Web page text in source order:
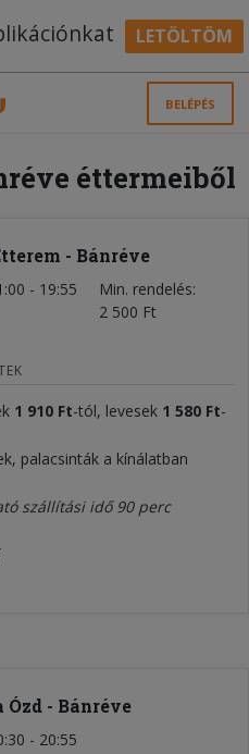
LETÖLTÖM
BELÉPÉS
éttermeiből
- Bánréve
- 19:55
Min. rendelés
2 500 Ft
1 910 Ft-tól, levesek 1 580 Ft-
palacsinták a kínálatban
szállítási idő 90 perc
Ózd - Bánréve
- 20:55